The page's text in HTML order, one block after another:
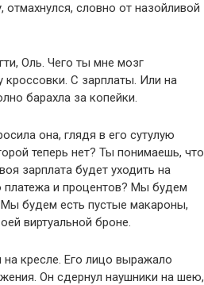
словно от назойливой
Оль. Чего ты мне мозг
С зарплаты. Или на
барахла за копейки.
она, глядя в его сутулую
теперь нет? Ты понимаешь, что
зарплата будет уходить на
платежа и процентов? Мы будем
будем есть пустые макароны,
виртуальной броне.
на кресле. Его лицо выражало
Он сдернул наушники на шею,